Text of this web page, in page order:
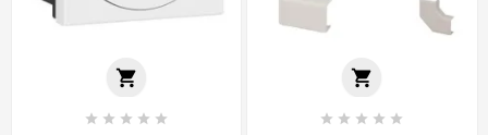

    

    